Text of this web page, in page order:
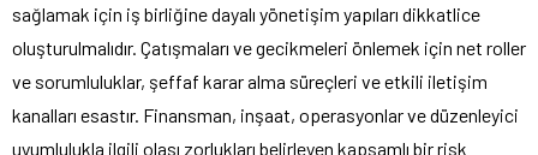
sağlamak için iş birliğine dayalı yönetişim yapıları dikkatlice
oluşturulmalıdır. Çatışmaları ve gecikmeleri önlemek için net roller
ve sorumluluklar, şeffaf karar alma süreçleri ve etkili iletişim
kanalları esastır. Finansman, inşaat, operasyonlar ve düzenleyici
uyumlulukla ilgili olası zorlukları belirleyen kapsamlı bir risk